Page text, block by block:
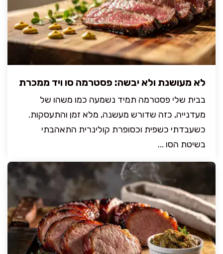
לא מעושנת ולא יבשה: פסטרמה סו ויד ממכרת
בבית שלי פסטרמה תמיד נשמעה כמו משהו של
מעדנייה, כזה שדורש מעשנה, מלא זמן והתעסקות.
כשעבדתי כשפית וכסופרת קולינרית התאהבתי
בשיטת הסו ...